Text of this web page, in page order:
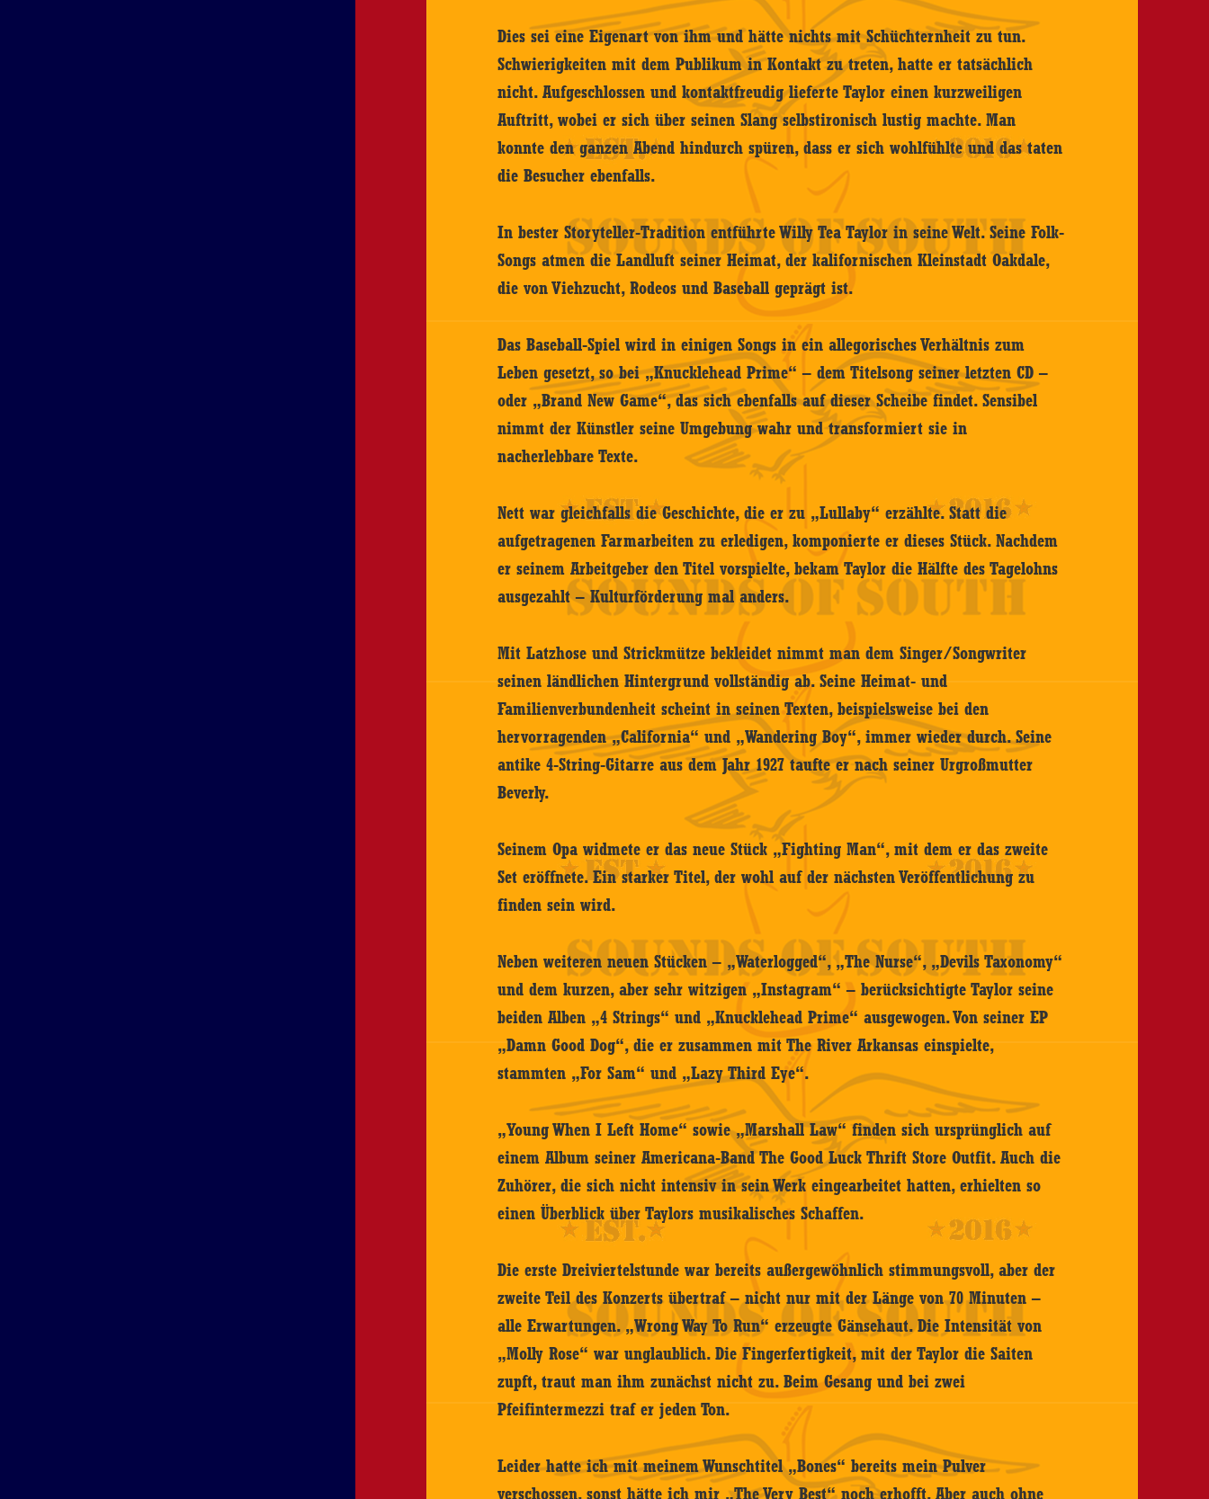
Dies sei eine Eigenart von ihm und hätte nichts mit Schüchternheit zu tun.
Schwierigkeiten mit dem Publikum in Kontakt zu treten, hatte er tatsächlich
nicht. Aufgeschlossen und kontaktfreudig lieferte Taylor einen kurzweiligen
Auftritt, wobei er sich über seinen Slang selbstironisch lustig machte. Man
konnte den ganzen Abend hindurch spüren, dass er sich wohlfühlte und das taten
die Besucher ebenfalls.
In bester Storyteller-Tradition entführte Willy Tea Taylor in seine Welt. Seine Folk-
Songs atmen die Landluft seiner Heimat, der kalifornischen Kleinstadt Oakdale,
die von Viehzucht, Rodeos und Baseball geprägt ist.
Das Baseball-Spiel wird in einigen Songs in ein allegorisches Verhältnis zum
Leben gesetzt, so bei „Knucklehead Prime“ – dem Titelsong seiner letzten CD –
oder „Brand New Game“, das sich ebenfalls auf dieser Scheibe findet. Sensibel
nimmt der Künstler seine Umgebung wahr und transformiert sie in
nacherlebbare Texte.
Nett war gleichfalls die Geschichte, die er zu „Lullaby“ erzählte. Statt die
aufgetragenen Farmarbeiten zu erledigen, komponierte er dieses Stück. Nachdem
er seinem Arbeitgeber den Titel vorspielte, bekam Taylor die Hälfte des Tagelohns
ausgezahlt – Kulturförderung mal anders.
Mit Latzhose und Strickmütze bekleidet nimmt man dem Singer/Songwriter
seinen ländlichen Hintergrund vollständig ab. Seine Heimat- und
Familienverbundenheit scheint in seinen Texten, beispielsweise bei den
hervorragenden „California“ und „Wandering Boy“, immer wieder durch. Seine
antike 4-String-Gitarre aus dem Jahr 1927 taufte er nach seiner Urgroßmutter
Beverly.
Seinem Opa widmete er das neue Stück „Fighting Man“, mit dem er das zweite
Set eröffnete. Ein starker Titel, der wohl auf der nächsten Veröffentlichung zu
finden sein wird.
Neben weiteren neuen Stücken – „Waterlogged“, „The Nurse“, „Devils Taxonomy“
und dem kurzen, aber sehr witzigen „Instagram“ – berücksichtigte Taylor seine
beiden Alben „4 Strings“ und „Knucklehead Prime“ ausgewogen. Von seiner EP
„Damn Good Dog“, die er zusammen mit The River Arkansas einspielte,
stammten „For Sam“ und „Lazy Third Eye“.
„Young When I Left Home“ sowie „Marshall Law“ finden sich ursprünglich auf
einem Album seiner Americana-Band The Good Luck Thrift Store Outfit. Auch die
Zuhörer, die sich nicht intensiv in sein Werk eingearbeitet hatten, erhielten so
einen Überblick über Taylors musikalisches Schaffen.
Die erste Dreiviertelstunde war bereits außergewöhnlich stimmungsvoll, aber der
zweite Teil des Konzerts übertraf – nicht nur mit der Länge von 70 Minuten –
alle Erwartungen. „Wrong Way To Run“ erzeugte Gänsehaut. Die Intensität von
„Molly Rose“ war unglaublich. Die Fingerfertigkeit, mit der Taylor die Saiten
zupft, traut man ihm zunächst nicht zu. Beim Gesang und bei zwei
Pfeifintermezzi traf er jeden Ton.
Leider hatte ich mit meinem Wunschtitel „Bones“ bereits mein Pulver
verschossen, sonst hätte ich mir „The Very Best“ noch erhofft. Aber auch ohne